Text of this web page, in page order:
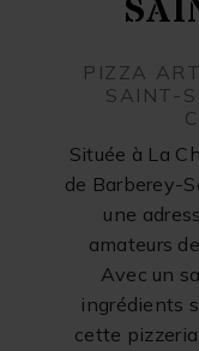
PIZZA
SAINT-
Située à La
de Barberey-
une
amateurs
Avec un
ingrédients
cette